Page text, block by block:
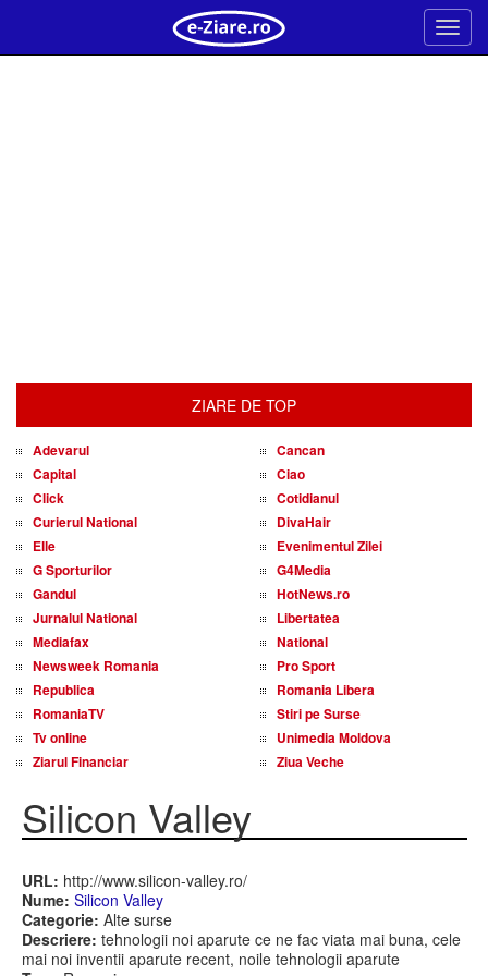
Meniu
ZIARE DE TOP
Adevarul
Cancan
Capital
Ciao
Click
Cotidianul
Curierul National
DivaHair
Elle
Evenimentul Zilei
G Sporturilor
G4Media
Gandul
HotNews.ro
Jurnalul National
Libertatea
Mediafax
National
Newsweek Romania
Pro Sport
Republica
Romania Libera
RomaniaTV
Stiri pe Surse
Tv online
Unimedia Moldova
Ziarul Financiar
Ziua Veche
Silicon Valley
URL: http://www.silicon-valley.ro/
Nume: Silicon Valley
Categorie: Alte surse
Descriere: tehnologii noi aparute ce ne fac viata mai buna, cele
mai noi inventii aparute recent, noile tehnologii aparute